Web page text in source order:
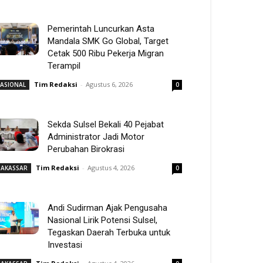
Pemerintah Luncurkan Asta
Mandala SMK Go Global, Target
Cetak 500 Ribu Pekerja Migran
Terampil
Tim Redaksi - Agustus 6, 2026 0
Sekda Sulsel Bekali 40 Pejabat
Administrator Jadi Motor
Perubahan Birokrasi
Tim Redaksi - Agustus 4, 2026 0
Andi Sudirman Ajak Pengusaha
Nasional Lirik Potensi Sulsel,
Tegaskan Daerah Terbuka untuk
Investasi